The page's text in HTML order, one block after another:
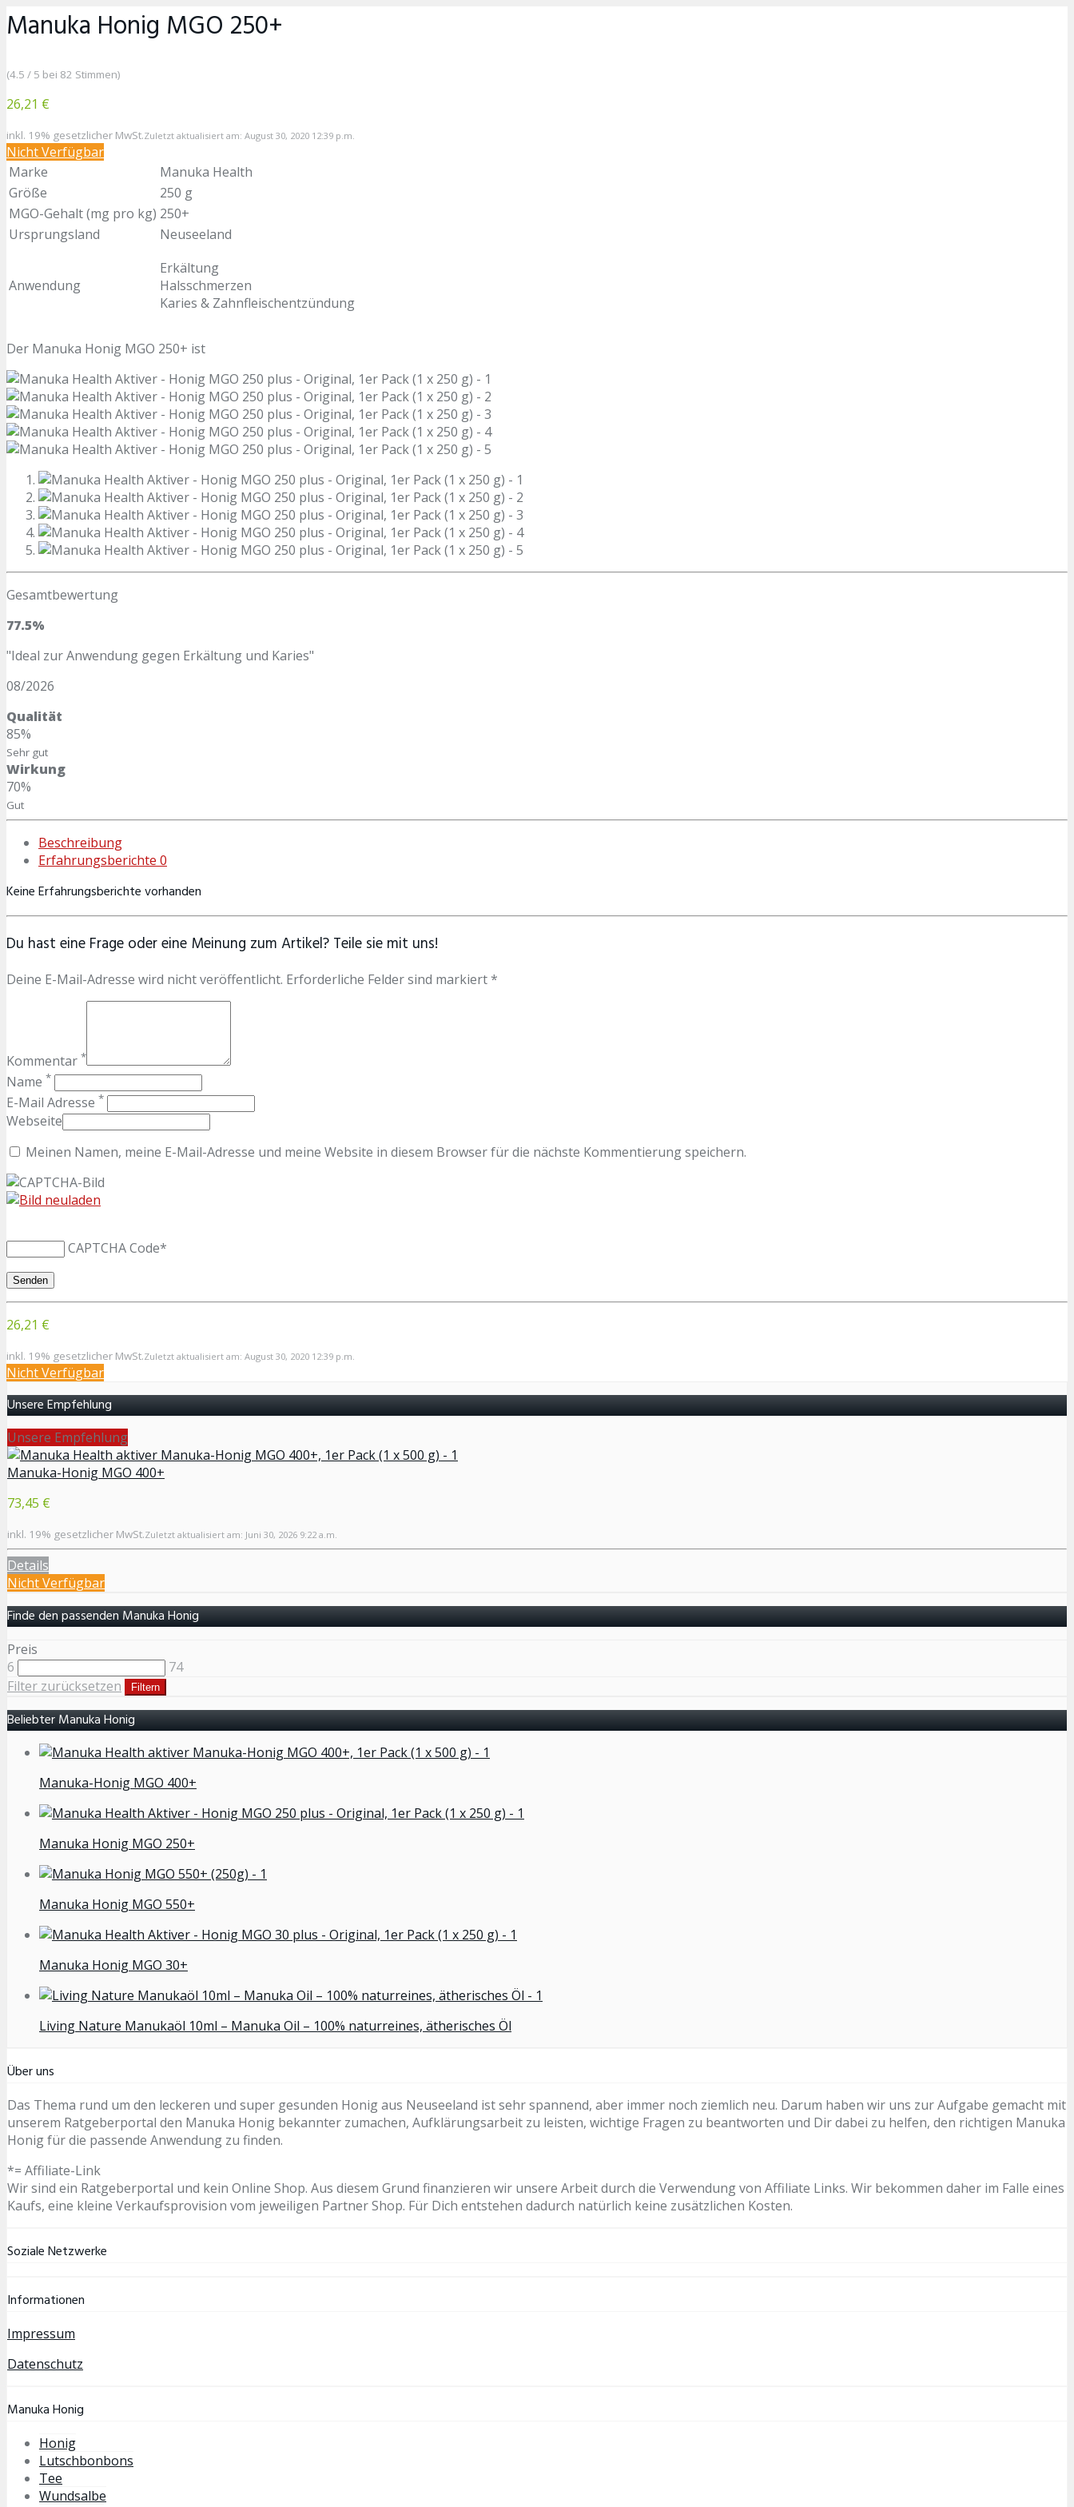
Manuka Honig MGO 250+
(4.5 / 5 bei 82 Stimmen)
26,21 €
inkl. 19% gesetzlicher MwSt.Zuletzt aktualisiert am: August 30, 2020 12:39 p.m.
Nicht Verfügbar
Marke
Manuka Health
Größe
250 g
MGO-Gehalt (mg pro kg) 250+
Ursprungsland
Neuseeland
Anwendung
Erkältung
Halsschmerzen
Karies & Zahnfleischentzündung
Der Manuka Honig MGO 250+ ist
Gesamtbewertung
77.5%
"Ideal zur Anwendung gegen Erkältung und Karies"
08/2026
Qualität
85%
Sehr gut
Wirkung
70%
Gut
Beschreibung
Erfahrungsberichte 0
Keine Erfahrungsberichte vorhanden
Du hast eine Frage oder eine Meinung zum Artikel? Teile sie mit uns!
Deine E-Mail-Adresse wird nicht veröffentlicht. Erforderliche Felder sind markiert *
Kommentar *
Name *
E-Mail Adresse *
Webseite
Meinen Namen, meine E-Mail-Adresse und meine Website in diesem Browser für die nächste Kommentierung speichern.
CAPTCHA Code*
26,21 €
inkl. 19% gesetzlicher MwSt.Zuletzt aktualisiert am: August 30, 2020 12:39 p.m.
Nicht Verfügbar
Unsere Empfehlung
Unsere Empfehlung
Manuka-Honig MGO 400+
73,45 €
inkl. 19% gesetzlicher MwSt.Zuletzt aktualisiert am: Juni 30, 2026 9:22 a.m.
Details
Nicht Verfügbar
Finde den passenden Manuka Honig
Preis
6
74
Filter zurücksetzen
Filtern
Beliebter Manuka Honig
Manuka-Honig MGO 400+
Manuka Honig MGO 250+
Manuka Honig MGO 550+
Manuka Honig MGO 30+
Living Nature Manukaöl 10ml – Manuka Oil – 100% naturreines, ätherisches Öl
Über uns
Das Thema rund um den leckeren und super gesunden Honig aus Neuseeland ist sehr spannend, aber immer noch ziemlich neu. Darum haben wir uns zur Aufgabe gemacht mit
unserem Ratgeberportal den Manuka Honig bekannter zumachen, Aufklärungsarbeit zu leisten, wichtige Fragen zu beantworten und Dir dabei zu helfen, den richtigen Manuka
Honig für die passende Anwendung zu finden.
*= Affiliate-Link
Wir sind ein Ratgeberportal und kein Online Shop. Aus diesem Grund finanzieren wir unsere Arbeit durch die Verwendung von Affiliate Links. Wir bekommen daher im Falle eines
Kaufs, eine kleine Verkaufsprovision vom jeweiligen Partner Shop. Für Dich entstehen dadurch natürlich keine zusätzlichen Kosten.
Soziale Netzwerke
Informationen
Impressum
Datenschutz
Manuka Honig
Honig
Lutschbonbons
Tee
Wundsalbe